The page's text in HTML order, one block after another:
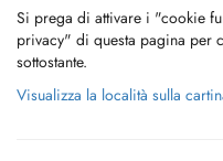
Si prega di attivare i "cookie
privacy" di questa pagina per
sottostante.
Visualizza la località sulla